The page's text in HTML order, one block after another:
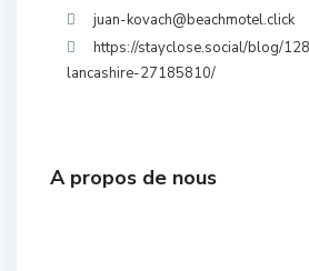
juan-kovach@beachmotel.click
https://stayclose.social/blog/
lancashire-27185810/
A propos de nous